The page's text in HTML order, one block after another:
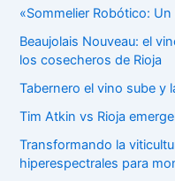
«Sommelier Robótico:
Beaujolais Nouveau: el
los cosecheros de Rioja
Tabernero el vino sube y
Tim Atkin vs Rioja
Transformando la
hiperespectrales para